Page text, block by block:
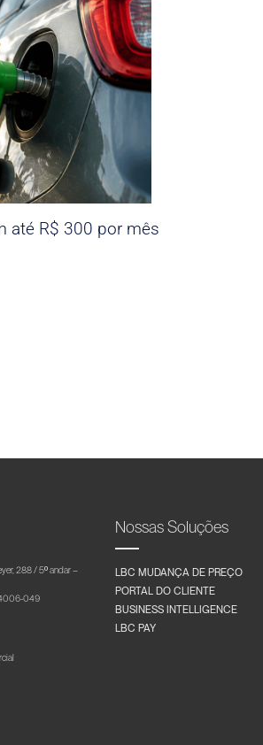
até R$ 300 por mês
288 / 5º andar –
049
Nossas Soluções
LBC MUDANÇA DE PREÇO
PORTAL DO CLIENTE
BUSINESS INTELLIGENCE
LBC PAY